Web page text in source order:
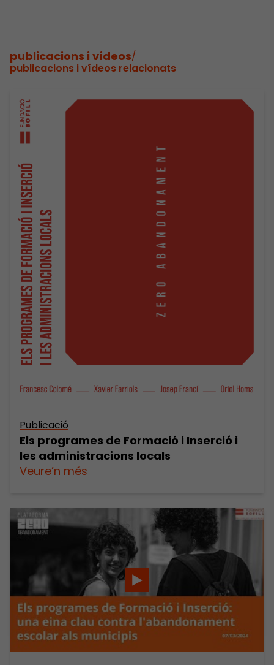
publicacions i vídeos/
publicacions i vídeos relacionats
Publicació
Els programes de Formació i Inserció i
les administracions locals
Veure’n més